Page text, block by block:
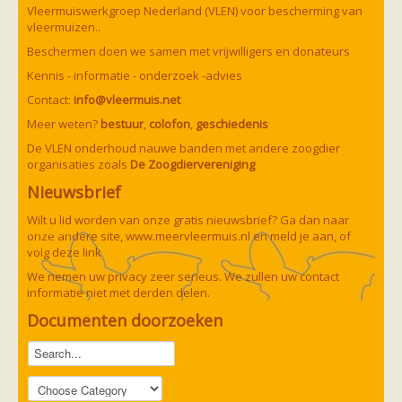
Vleermuizen in de tuin
Aankondiging activiteiten
Ik ben op zoek naar een detector
Ecologie en soorten
Hoe vleermuizen leven
Voedsel en jagen
Verblijfplaatsen
Echolocatie
Soorten
Baardvleermuis
Bechsteins vleermuis
Bosvleermuis
Brandt's vleermuis
Bruine of gewone grootoorvleermuis
Franjestaart
Gewone dwergvleermuis
Grijze grootoorvleermuis
Grote rosse vleermuis
Ingekorven vleermuis
Kleine en grote hoefijzerneus
Laatvlieger
Meervleermuis
Noordse vleermuis
Rosse vleermuis
Paul van Hoof
Vleermuiswerkgroep Nederland (VLEN) voor bescherming van
vleermuizen..
Beschermen doen we samen met vrijwilligers en donateurs
Kennis - informatie - onderzoek -advies
Contact: info@vleermuis.net
Meer weten? bestuur, colofon, geschiedenis
De VLEN onderhoud nauwe banden met andere zoogdier
organisaties zoals De Zoogdiervereniging
Nieuwsbrief
Wilt u lid worden van onze gratis nieuwsbrief? Ga dan naar
onze andere site,www.meervleermuis.nlen meld je aan, of
volg deze link
We nemen uw privacy zeer serieus. We zullen uw contact
informatie niet met derden delen.
Documenten doorzoeken